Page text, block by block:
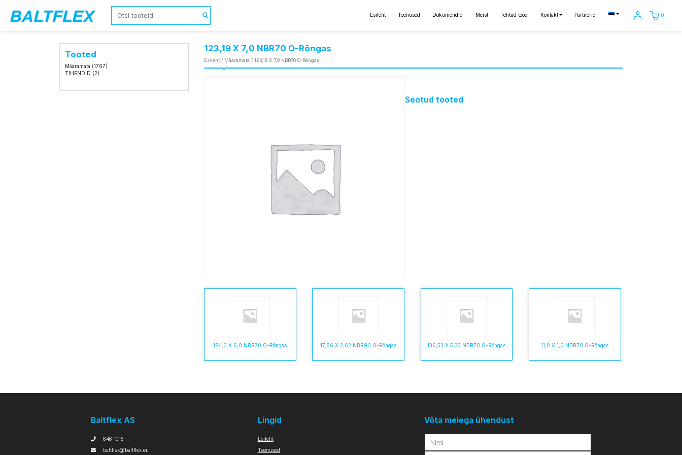
Esileht Teenused Dokumendid Meist Tehtud tööd Kontakt Partnerid 0
Tooted
Määramata (1767)
TIHENDID (2)
123,19 X 7,0 NBR70 O-Rõngas
Esileht / Määramata / 123,19 X 7,0 NBR70 O-Rõngas
Seotud tooted
184,0 X 6,0 NBR70 O-Rõngas 17,86 X 2,62 NBR90 O-Rõngas 136,53 X 5,33 NBR70 O-Rõngas 11,0 X 1,0 NBR70 O-Rõngas
Baltflex AS
646 1015
baltflex@baltflex.eu
Lingid
Esileht
Teenused
Võta meiega ühendust